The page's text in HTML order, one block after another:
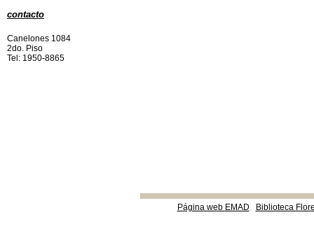
Página web EMAD Biblioteca
contacto
Canelones 1084
2do. Piso
Tel: 1950-8865